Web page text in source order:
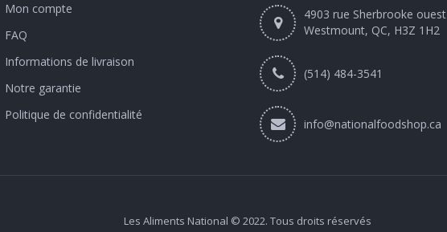
Mon compte
FAQ
Informations de livraison
Notre garantie
Politique de confidentialité
4903 rue Sherbrooke ouest
Westmount, QC, H3Z 1H2
(514) 484-3541
info@nationalfoodshop.ca
Les Aliments National © 2022. Tous droits réservés